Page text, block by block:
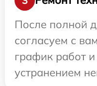
После полной
согласуем с
график работ
устранением